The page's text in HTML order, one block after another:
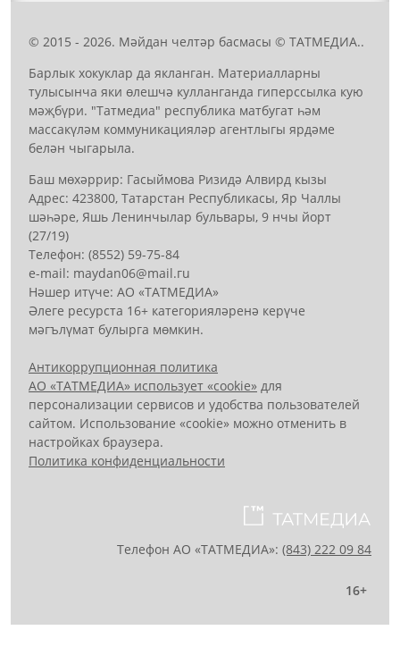
© 2015 - 2026. Мәйдан челтәр басмасы © ТАТМЕДИА..
Барлык хокуклар да якланган. Материалларны
тулысынча яки өлешчә кулланганда гиперссылка кую
мәҗбүри. "Татмедиа" республика матбугат һәм
массакүләм коммуникацияләр агентлыгы ярдәме
белән чыгарыла.
Баш мөхәррир: Гасыймова Ризидә Алвирд кызы
Адрес: 423800, Татарстан Республикасы, Яр Чаллы
шәһәре, Яшь Ленинчылар бульвары, 9 нчы йорт
(27/19)
Телефон: (8552) 59-75-84
е-mail: mауdаn06@mail.гu
Нәшер итүче: АО «ТАТМЕДИА»
Әлеге ресурста 16+ категорияләренә керүче
мәгълүмат булырга мөмкин.
Антикоррупционная политика
АО «ТАТМЕДИА» использует «cookie» для
персонализации сервисов и удобства пользователей
сайтом. Использование «cookie» можно отменить в
настройках браузера.
Политика конфиденциальности
Телефон АО «ТАТМЕДИА»: (843) 222 09 84
16+